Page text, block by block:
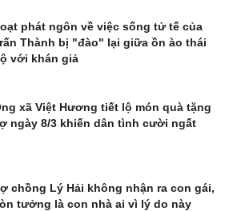
phát ngôn về việc sống tử tế của
Thành bị "đào" lại giữa ồn ào thái
với khán giả
xã Việt Hương tiết lộ món quà tặng
ngày 8/3 khiến dân tình cười ngất
chồng Lý Hải không nhận ra con gái,
tưởng là con nhà ai vì lý do này